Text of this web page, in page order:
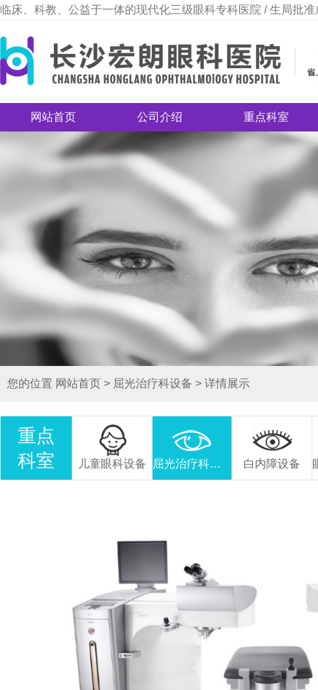
临床、科教、公益于一体的现代化三级眼科专科医院 / 生局批
网站首页 公司介绍 重点科室
您的位置 网站首页 > 屈光治疗科设备 > 详情展示
重点
科室
儿童眼科设备 屈光治疗科设备 白内障设备